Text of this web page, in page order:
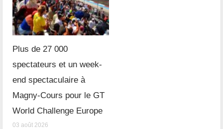
Plus de 27 000
spectateurs et un week-
end spectaculaire à
Magny-Cours pour le GT
World Challenge Europe
03 août 2026